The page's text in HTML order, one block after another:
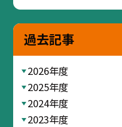
過去記事
2026年度
2025年度
2024年度
2023年度